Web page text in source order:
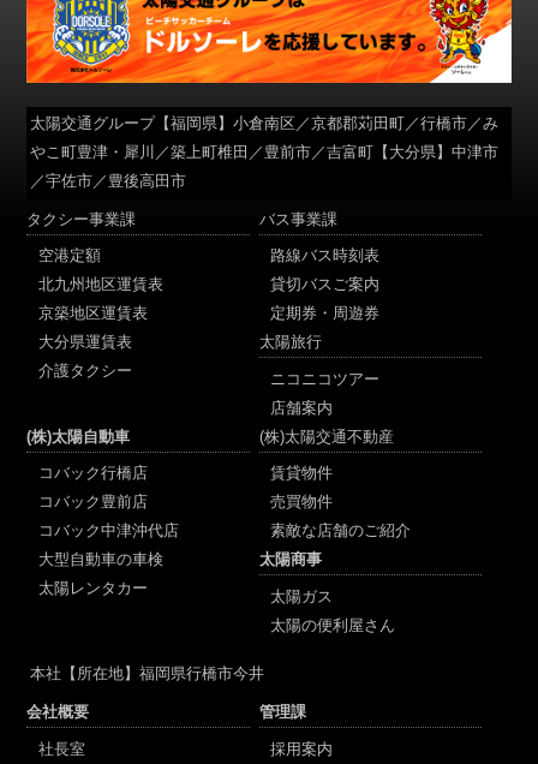
太陽交通グループ【福岡県】小倉南区／京都郡苅田町／行橋市／み
やこ町豊津・犀川／築上町椎田／豊前市／吉富町【大分県】中津市
／宇佐市／豊後高田市
タクシー事業課
空港定額
北九州地区運賃表
京築地区運賃表
大分県運賃表
介護タクシー
バス事業課
路線バス時刻表
貸切バスご案内
定期券・周遊券
太陽旅行
ニコニコツアー
店舗案内
(株)太陽自動車
コバック行橋店
コバック豊前店
コバック中津沖代店
大型自動車の車検
太陽レンタカー
(株)太陽交通不動産
賃貸物件
売買物件
素敵な店舗のご紹介
太陽商事
太陽ガス
太陽の便利屋さん
本社 【所在地】福岡県行橋市今井
会社概要
社長室
管理課
採用案内